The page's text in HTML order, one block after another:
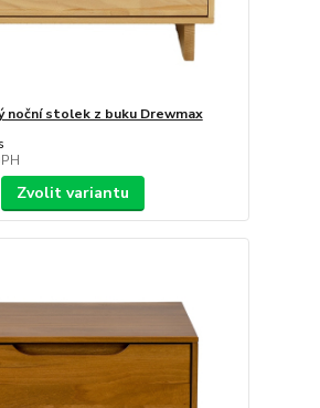
noční stolek z buku Drewmax
Zvolit variantu